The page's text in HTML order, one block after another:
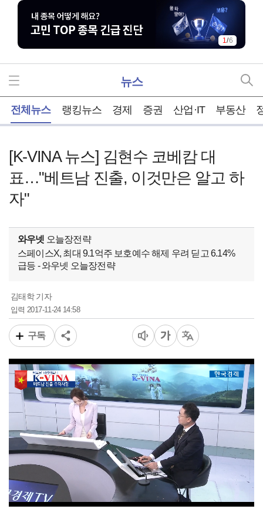
1/6
뉴스
전체뉴스 랭킹뉴스 경제 증권 산업·IT 부동산
[K-VINA 뉴스] 김현수 코베캄 대
표…"베트남 진출, 이것만은 알고 하
자"
와우넷 오늘장전략
스페이스X, 최대 9.1억주 보호예수 해제 우려 딛고 6.14%
급등 - 와우넷 오늘장전략
김태학 기자
입력2017-11-24 14:58
구독